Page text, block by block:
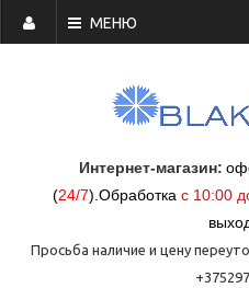
МЕНЮ
Интернет-магазин:
(24/7) Обработка с 10:00
Просьба наличие и цену